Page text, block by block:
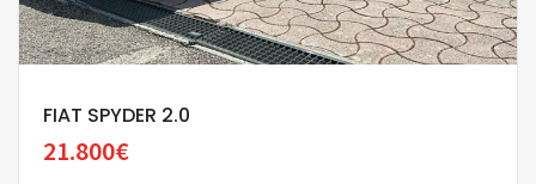
FIAT SPYDER 2.0
21.800€